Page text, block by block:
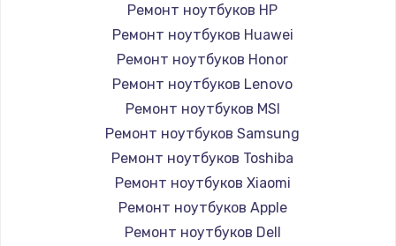
Ремонт ноутбуков HP
Ремонт ноутбуков Huawei
Ремонт ноутбуков Honor
Ремонт ноутбуков Lenovo
Ремонт ноутбуков MSI
Ремонт ноутбуков Samsung
Ремонт ноутбуков Toshiba
Ремонт ноутбуков Xiaomi
Ремонт ноутбуков Apple
Ремонт ноутбуков Dell